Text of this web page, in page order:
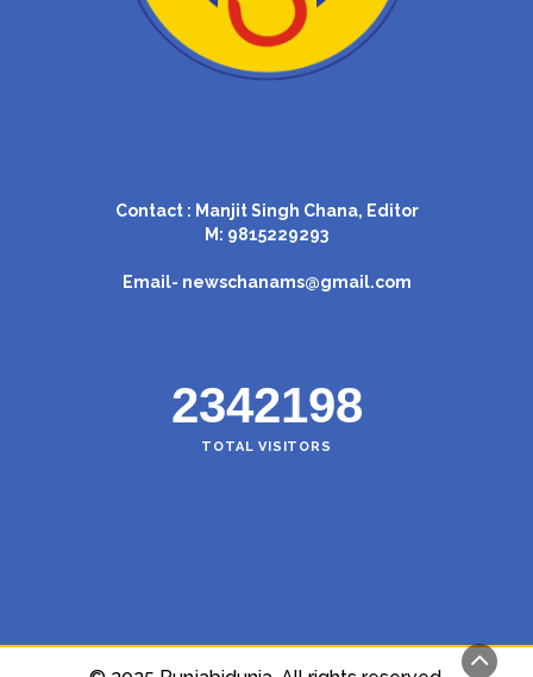
Contact : Manjit Singh Chana, Editor
M: 9815229293
Email- newschanams@gmail.com
2342198
TOTAL VISITORS